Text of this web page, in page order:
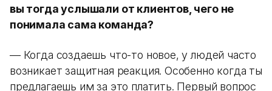
вы тогда услышали от клиентов, чего не
понимала сама команда?
— Когда создаешь что-то новое, у людей часто
возникает защитная реакция. Особенно когда ты
предлагаешь им за это платить. Первый вопрос